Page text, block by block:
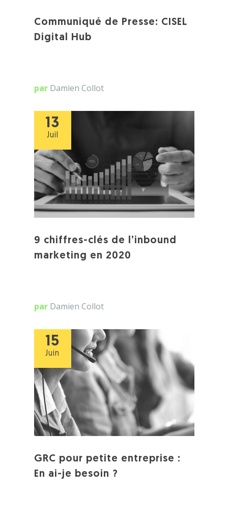
Communiqué de Presse: CISEL
Digital Hub
par Damien Collot
13
Juil
9 chiffres-clés de l’inbound
marketing en 2020
par Damien Collot
15
Juin
GRC pour petite entreprise :
En ai-je besoin ?